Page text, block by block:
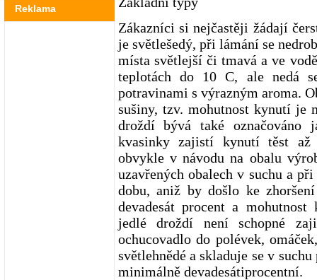
Reklama
Zákazníci si nejčastěji žádají
je světlešedý, při lámání se
místa světlejší či tmavá a ve
teplotách do 10 C, ale nedá
potravinami s výrazným aroma.
sušiny, tzv. mohutnost kynutí je
droždí bývá také
kvasinky zajistí kynutí těst až
obvykle v návodu na obalu
uzavřených obalech v suchu a
dobu, aniž by došlo ke
devadesát procent a
jedlé droždí není schopné
ochucovadlo do polévek,
světlehnědé a skladuje se v
minimálně devadesátiprocentní.